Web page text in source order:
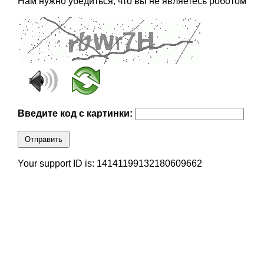
Введите код с картинки:
Отправить
Your support ID is: 14141199132180609662